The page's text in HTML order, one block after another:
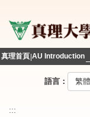
到
主
內
真理首頁 AU Introduction
語言：
:::